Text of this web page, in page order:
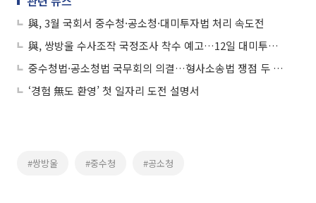
與, 3월 국회서 중수청·공소청·대미투자법 처리 속도전
與, 쌍방울 수사조작 국정조사 착수 예고…12일 대미투자특별법 처리
중수청법·공소청법 국무회의 의결…형사소송법 쟁점 두 달간 의견수렴
‘경험 無도 환영’ 첫 일자리 도전 설명서
#쌍방울 #중수청 #공소청